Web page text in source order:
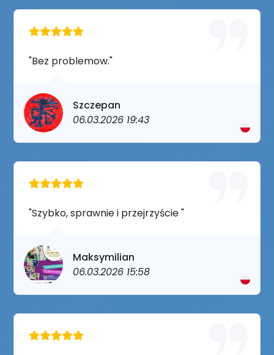
"Bez problemow."
Szczepan
06.03.2026 19:43
"Szybko, sprawnie i przejrzyście "
Maksymilian
06.03.2026 15:58